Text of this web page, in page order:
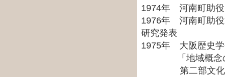
1974年 河南町助役
1976年 河南町助
研究発表
1975年 大阪歴史学
「地域概念の
第二部文化